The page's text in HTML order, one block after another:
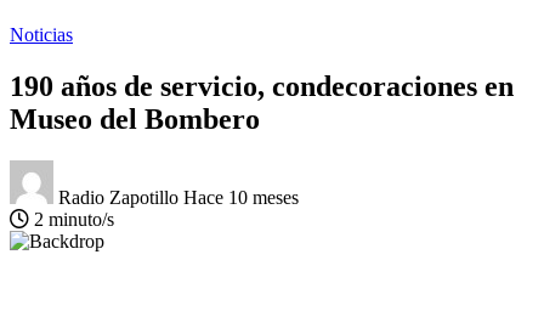
Noticias
190 años de servicio, condecoraciones en
Museo del Bombero
Radio Zapotillo Hace 10 meses
2 minuto/s